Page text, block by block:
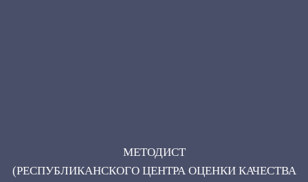
МЕТОДИСТ
(РЕСПУБЛИКАНСКОГО ЦЕНТРА ОЦЕНКИ КАЧЕСТВА